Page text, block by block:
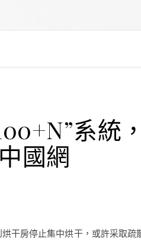
系統
國網
干房停止集中烘干，或許采取